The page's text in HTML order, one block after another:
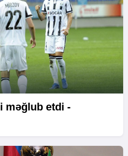
məğlub etdi -